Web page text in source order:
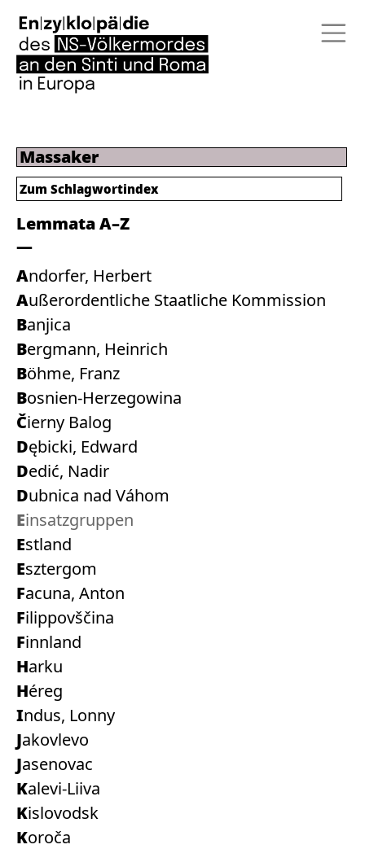
Massaker
Lemmata A–Z
Andorfer, Herbert
Außerordentliche Staatliche Kommission
Banjica
Bergmann, Heinrich
Böhme, Franz
Bosnien-Herzegowina
Čierny Balog
Dębicki, Edward
Dedić, Nadir
Dubnica nad Váhom
Einsatzgruppen
Estland
Esztergom
Facuna, Anton
Filippovščina
Finnland
Harku
Héreg
Indus, Lonny
Jakovlevo
Jasenovac
Kalevi-Liiva
Kislovodsk
Koroča
Zum Schlagwortindex